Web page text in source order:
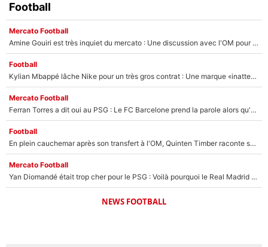
Football
Mercato Football
Amine Gouiri est très inquiet du mercato : Une discussion avec l'OM pour acter son transfert !
Football
Kylian Mbappé lâche Nike pour un très gros contrat : Une marque «inattendue» va frapper très fort
Mercato Football
Ferran Torres a dit oui au PSG : Le FC Barcelone prend la parole alors qu'un transfert de l'attaquant espagnol prend forme
Football
En plein cauchemar après son transfert à l'OM, Quinten Timber raconte ses doutes après sa signature à Marseille
Mercato Football
Yan Diomandé était trop cher pour le PSG : Voilà pourquoi le Real Madrid a accepté de payer la somme record de 140M€ pour boucler son transfert !
NEWS FOOTBALL